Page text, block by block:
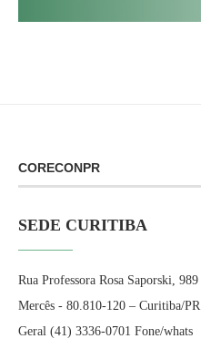
CORECONPR
SEDE CURITIBA
Rua Professora Rosa Saporski, 989
Mercês - 80.810-120 – Curitiba/PR
Geral (41) 3336-0701 Fone/whats